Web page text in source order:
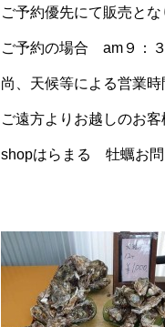
ご予約優先にて販売と
ご予約の場合 am９：３
尚、天候等による営業
ご遠方よりお越しのお
shopはらまる 牡蠣お